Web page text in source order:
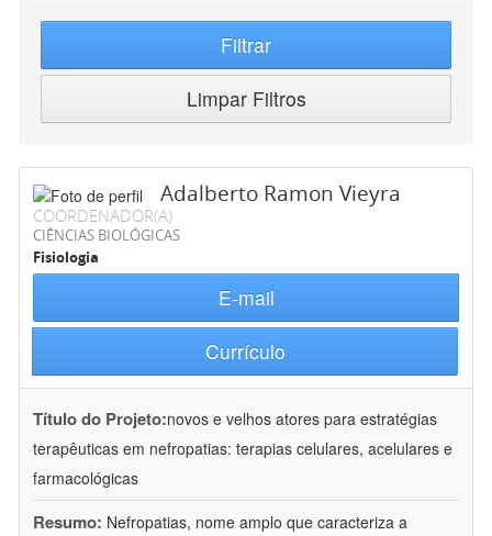
Filtrar
Limpar Filtros
Adalberto Ramon Vieyra
COORDENADOR(A)
CIÊNCIAS BIOLÓGICAS
Fisiologia
E-mail
Currículo
Título do Projeto:novos e velhos atores para estratégias
terapêuticas em nefropatias: terapias celulares, acelulares e
farmacológicas
Resumo: Nefropatias, nome amplo que caracteriza a